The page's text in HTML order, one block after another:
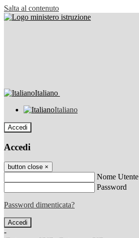
Salta al contenuto
Italiano
Italiano
Accedi
Accedi
button close ×
Nome Utente
Password
Password dimenticata?
-